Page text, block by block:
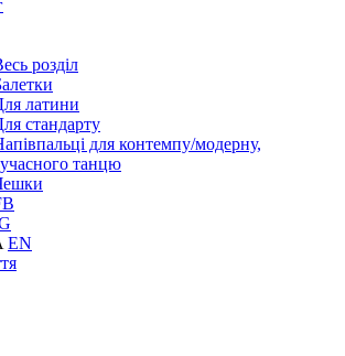
розділ
латини
стандарту
для контемпу/модерну,
танцю
EN